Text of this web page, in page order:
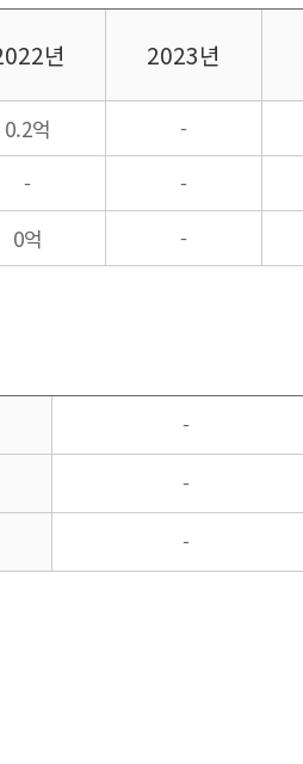
년 2023년
0.2억 -
- -
0억 -
-
-
-